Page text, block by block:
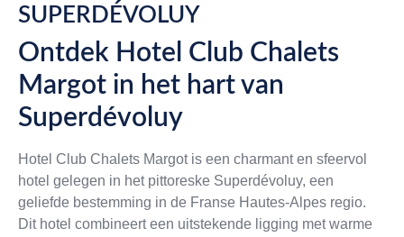
SUPERDÉVOLUY
Ontdek Hotel Club Chalets
Margot in het hart van
Superdévoluy
Hotel Club Chalets Margot is een charmant en sfeervol
hotel gelegen in het pittoreske Superdévoluy, een
geliefde bestemming in de Franse Hautes-Alpes regio.
Dit hotel combineert een uitstekende ligging met warme